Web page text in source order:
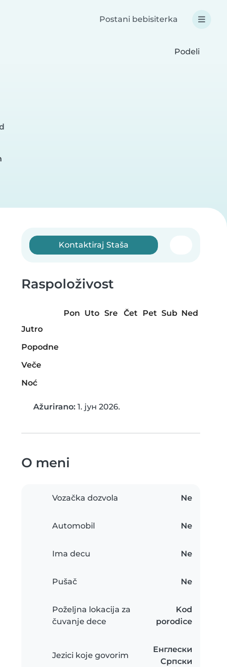
Postani bebisiterka
Podeli
Kontaktiraj Staša
Raspoloživost
Pon Uto Sre Čet Pet Sub Ned
Jutro
Popodne
Veče
Noć
Ažurirano: 1. јун 2026.
O meni
Vozačka dozvola Ne
Automobil Ne
Ima decu Ne
Pušač Ne
Poželjna lokacija za
čuvanje dece
Kod
porodice
Jezici koje govorim
Енглески
Српски